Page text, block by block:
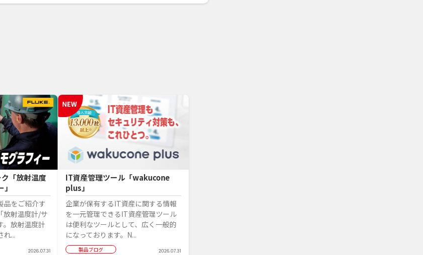
ク「放射温度
品をご紹介す
放射温度計/サ
。放射温度計
れ...
2026.07.31
IT資産管理ツール「wakucone
plus」
企業が保有するIT資産に関する情報
を一元管理できるIT資産管理ツール
は便利なツールとして、広く一般的
になっております。N...
製品ブログ 2026.07.31